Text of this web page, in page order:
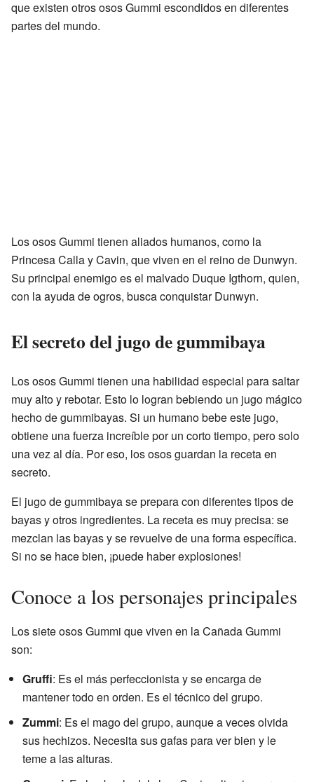
que existen otros osos Gummi escondidos en diferentes
partes del mundo.
Los osos Gummi tienen aliados humanos, como la
Princesa Calla y Cavin, que viven en el reino de Dunwyn.
Su principal enemigo es el malvado Duque Igthorn, quien,
con la ayuda de ogros, busca conquistar Dunwyn.
El secreto del jugo de gummibaya
Los osos Gummi tienen una habilidad especial para saltar
muy alto y rebotar. Esto lo logran bebiendo un jugo mágico
hecho de gummibayas. Si un humano bebe este jugo,
obtiene una fuerza increíble por un corto tiempo, pero solo
una vez al día. Por eso, los osos guardan la receta en
secreto.
El jugo de gummibaya se prepara con diferentes tipos de
bayas y otros ingredientes. La receta es muy precisa: se
mezclan las bayas y se revuelve de una forma específica.
Si no se hace bien, ¡puede haber explosiones!
Conoce a los personajes principales
Los siete osos Gummi que viven en la Cañada Gummi
son:
Gruffi: Es el más perfeccionista y se encarga de
mantener todo en orden. Es el técnico del grupo.
Zummi: Es el mago del grupo, aunque a veces olvida
sus hechizos. Necesita sus gafas para ver bien y le
teme a las alturas.